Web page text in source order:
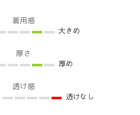
着用感
大きめ
厚さ
厚め
透け感
透けなし